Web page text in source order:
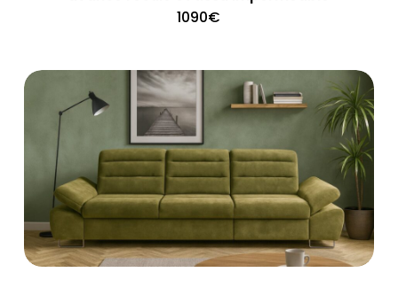
1090€